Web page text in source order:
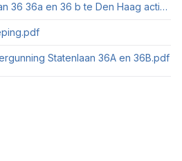
V.v.E.-notulen Statenlaan 36 36a en 36 b te Den Haag activering kopie.pdf
Statenlaan 36A en 36B.pdf